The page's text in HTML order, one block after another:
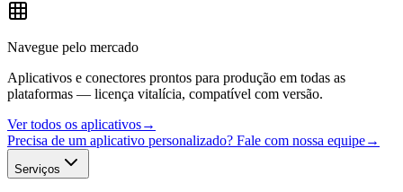
Navegue pelo mercado
Aplicativos e conectores prontos para produção em todas as
plataformas — licença vitalícia, compatível com versão.
Ver todos os aplicativos→
Precisa de um aplicativo personalizado? Fale com nossa equipe→
Serviços